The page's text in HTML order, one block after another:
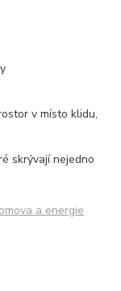
v místo klidu,
skrývají nejedno
a energie